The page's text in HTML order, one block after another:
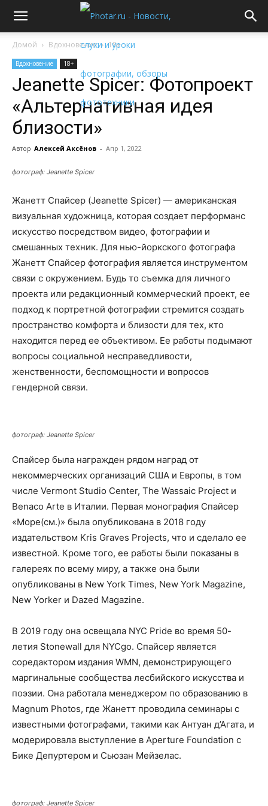
Домой Вдохновение 18+
Вдохновение 18+
Jeanette Spicer: Фотопроект
«Альтернативная идея
близости»
Автор Алексей Аксёнов - Апр 1, 2022
фотограф: Jeanette Spicer
Жанетт Спайсер (Jeanette Spicer) — американская
визуальная художница, которая создает перформанс
искусство посредством видео, фотографии и
смешанных техник. Для нью-йоркского фотографа
Жанетт Спайсер фотография является инструментом
связи с окружением. Будь то съемка для личного
проекта или редакционный коммерческий проект, ее
подход к портретной фотографии стремится создать
пространство комфорта и близости для тех, кто
находится перед ее объективом. Ее работы подымают
вопросы социальной несправедливости,
женственности, беспомощности и вопросов
гендерной связи.
фотограф: Jeanette Spicer
Спайсер была награжден рядом наград от
некоммерческих организаций США и Европы, в том
числе Vermont Studio Center, The Wassaic Project и
Benaco Arte в Италии. Первая монография Спайсер
«Море(см.)» была опубликована в 2018 году
издательством Kris Graves Projects, что и сделало ее
известной. Кроме того, ее работы были показаны в
галереях по всему миру, а также она были
опубликованы в New York Times, New York Magazine,
New Yorker и Dazed Magazine.
В 2019 году она освещала NYC Pride во время 50-
летия Stonewall для NYCgo. Спайсер является
соредактором издания WMN, демонстрирующего
маргинальные сообщества лесбийского искусства и
поэзии. Она работала менеджером по образованию в
Magnum Photos, где Жанетт проводила семинары с
известными фотографами, такими как Антуан д’Агата, и
модерировала выступление в Aperture Foundation с
Бике Депуртером и Сьюзан Мейзелас.
фотограф: Jeanette Spicer